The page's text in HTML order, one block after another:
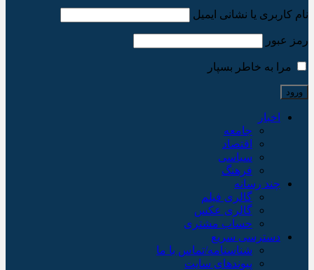
نام کاربری یا نشانی ایمیل
رمز عبور
مرا به خاطر بسپار
اخبار
جامعه
اقتصاد
سیاسی
فرهنگ
چند رسانه
گالری فیلم
گالری عکس
حساب مشتری
دسترسی سریع
شناسنامه/تماس با ما
پیوندهای سایت